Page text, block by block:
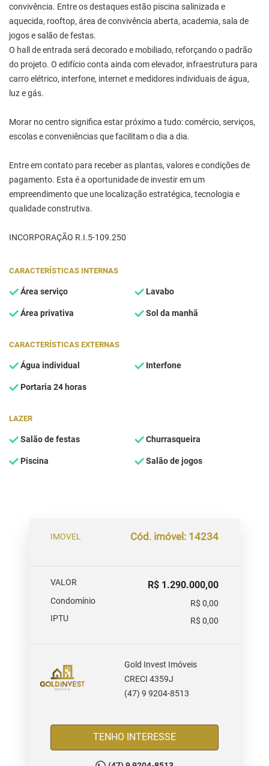
convivência. Entre os destaques estão piscina salinizada e
aquecida, rooftop, área de convivência aberta, academia, sala de
jogos e salão de festas.
O hall de entrada será decorado e mobiliado, reforçando o padrão
do projeto. O edifício conta ainda com elevador, infraestrutura para
carro elétrico, interfone, internet e medidores individuais de água,
luz e gás.
Morar no centro significa estar próximo a tudo: comércio, serviços,
escolas e conveniências que facilitam o dia a dia.
Entre em contato para receber as plantas, valores e condições de
pagamento. Esta é a oportunidade de investir em um
empreendimento que une localização estratégica, tecnologia e
qualidade construtiva.
INCORPORAÇÃO R.I.5-109.250
CARACTERÍSTICAS INTERNAS
Área serviço Lavabo
Área privativa Sol da manhã
CARACTERÍSTICAS EXTERNAS
Água individual Interfone
Portaria 24 horas
LAZER
Salão de festas Churrasqueira
Piscina Salão de jogos
IMOVEL Cód. imóvel: 14234
VALOR R$ 1.290.000,00
Condomínio
R$ 0,00
IPTU
R$ 0,00
Gold Invest Imóveis
CRECI 4359J
(47) 9 9204-8513
TENHO INTERESSE